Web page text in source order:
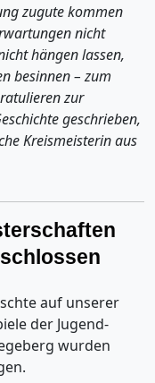
zugute kommen
nicht
hängen lassen,
besinnen – zum
zur
geschrieben,
Kreismeisterin aus
auf unserer
der Jugend-
wurden